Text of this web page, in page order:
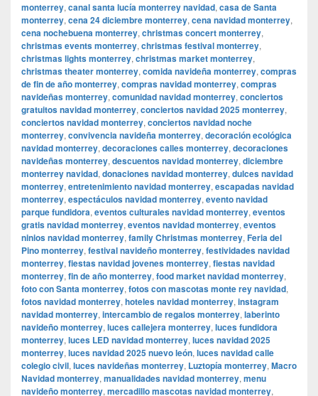
monterrey, canal santa lucía monterrey navidad, casa de Santa
monterrey, cena 24 diciembre monterrey, cena navidad monterrey,
cena nochebuena monterrey, christmas concert monterrey,
christmas events monterrey, christmas festival monterrey,
christmas lights monterrey, christmas market monterrey,
christmas theater monterrey, comida navideña monterrey, compras
de fin de año monterrey, compras navidad monterrey, compras
navideñas monterrey, comunidad navidad monterrey, conciertos
gratuitos navidad monterrey, conciertos navidad 2025 monterrey,
conciertos navidad monterrey, conciertos navidad noche
monterrey, convivencia navideña monterrey, decoración ecológica
navidad monterrey, decoraciones calles monterrey, decoraciones
navideñas monterrey, descuentos navidad monterrey, diciembre
monterrey navidad, donaciones navidad monterrey, dulces navidad
monterrey, entretenimiento navidad monterrey, escapadas navidad
monterrey, espectáculos navidad monterrey, evento navidad
parque fundidora, eventos culturales navidad monterrey, eventos
gratis navidad monterrey, eventos navidad monterrey, eventos
ninios navidad monterrey, family Christmas monterrey, Feria del
Pino monterrey, festival navideño monterrey, festividades navidad
monterrey, fiestas navidad jovenes monterrey, fiestas navidad
monterrey, fin de año monterrey, food market navidad monterrey,
foto con Santa monterrey, fotos con mascotas monte rey navidad,
fotos navidad monterrey, hoteles navidad monterrey, instagram
navidad monterrey, intercambio de regalos monterrey, laberinto
navideño monterrey, luces callejera monterrey, luces fundidora
monterrey, luces LED navidad monterrey, luces navidad 2025
monterrey, luces navidad 2025 nuevo león, luces navidad calle
colegio civil, luces navideñas monterrey, Luztopía monterrey, Macro
Navidad monterrey, manualidades navidad monterrey, menu
navideño monterrey, mercadillo mascotas navidad monterrey,